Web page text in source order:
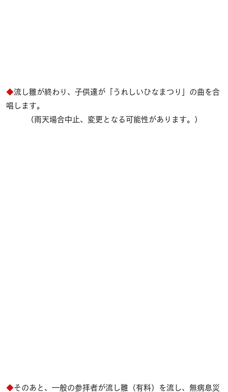
◆流し雛が終わり、子供達が「うれしいひなまつり」の曲を合
唱します。
（雨天場合中止、変更となる可能性があります。 ）
◆そのあと、一般の参拝者が流し雛（有料）を流し、無病息災